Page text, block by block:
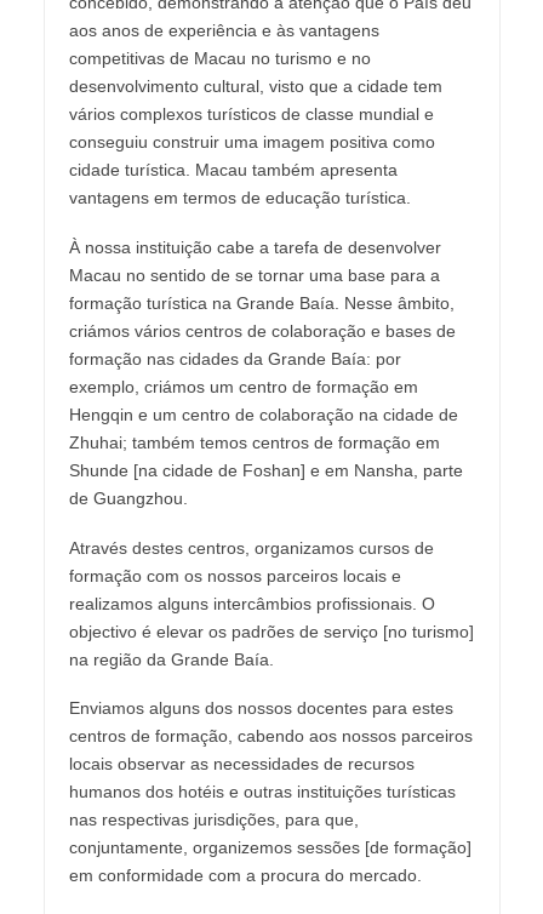
aos anos de experiência e às vantagens
competitivas de Macau no turismo e no
desenvolvimento cultural, visto que a cidade tem
vários complexos turísticos de classe mundial e
conseguiu construir uma imagem positiva como
cidade turística. Macau também apresenta
vantagens em termos de educação turística.
À nossa instituição cabe a tarefa de desenvolver
Macau no sentido de se tornar uma base para a
formação turística na Grande Baía. Nesse âmbito,
criámos vários centros de colaboração e bases de
formação nas cidades da Grande Baía: por
exemplo, criámos um centro de formação em
Hengqin e um centro de colaboração na cidade de
Zhuhai; também temos centros de formação em
Shunde [na cidade de Foshan] e em Nansha, parte
de Guangzhou.
Através destes centros, organizamos cursos de
formação com os nossos parceiros locais e
realizamos alguns intercâmbios profissionais. O
objectivo é elevar os padrões de serviço [no turismo]
na região da Grande Baía.
Enviamos alguns dos nossos docentes para estes
centros de formação, cabendo aos nossos parceiros
locais observar as necessidades de recursos
humanos dos hotéis e outras instituições turísticas
nas respectivas jurisdições, para que,
conjuntamente, organizemos sessões [de formação]
em conformidade com a procura do mercado.